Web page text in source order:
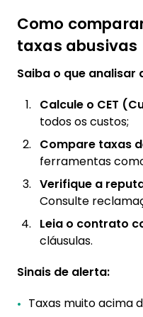
Como
taxas abusivas
Saiba o que analisar
Calcule o CET
todos os custos;
Compare taxas
ferramentas
Verifique a
Consulte
Leia o contrato
cláusulas.
Sinais de alerta:
Taxas muito acima